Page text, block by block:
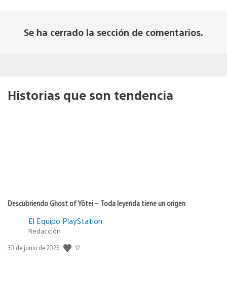
Se ha cerrado la sección de comentarios.
Historias que son tendencia
Descubriendo Ghost of Yōtei – Toda leyenda tiene un origen
El Equipo PlayStation
Redacción
Fecha
30 de junio de 2026 12